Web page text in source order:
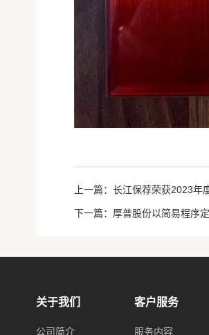
上一篇：长江保荐荣获2023
下一篇：厚普股份以简易程序
关于我们
公司简介
客户服务
服务内容